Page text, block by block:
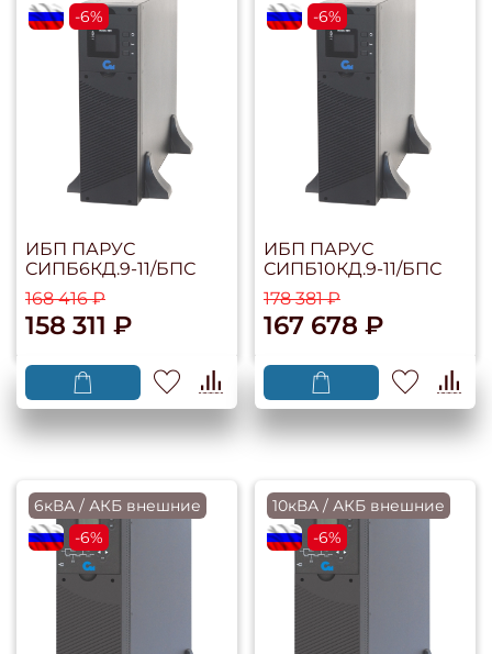
flagRU-6%
ИБП ПАРУС
СИПБ6КД.9-11/БПС
168 416 ₽
158 311 ₽
flagRU-6%
ИБП ПАРУС
СИПБ10КД.9-11/БПС
178 381 ₽
167 678 ₽
6кВА / АКБ внешние
flagRU-6%
10кВА / АКБ внешние
flagRU-6%